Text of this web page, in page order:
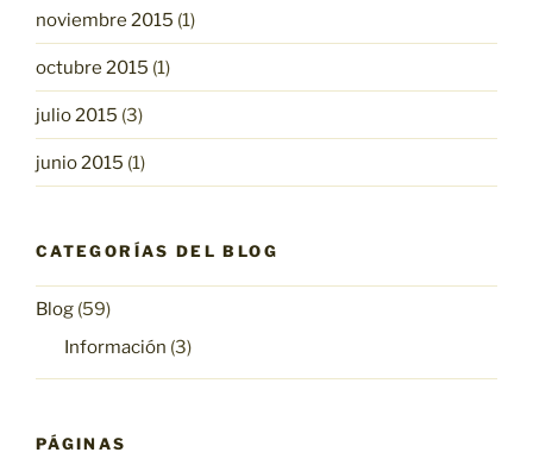
noviembre 2015 (1)
octubre 2015 (1)
julio 2015 (3)
junio 2015 (1)
CATEGORÍAS DEL BLOG
Blog (59)
Información (3)
PÁGINAS